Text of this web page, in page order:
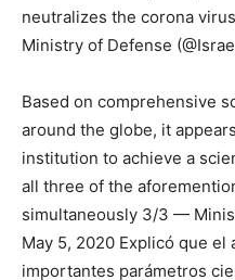
neutralizes the corona
Ministry of Defense
Based on comprehensive
around the globe, it
institution to achieve a
all three of the
simultaneously 3/3 —
May 5, 2020 Explicó que
importantes parámetros